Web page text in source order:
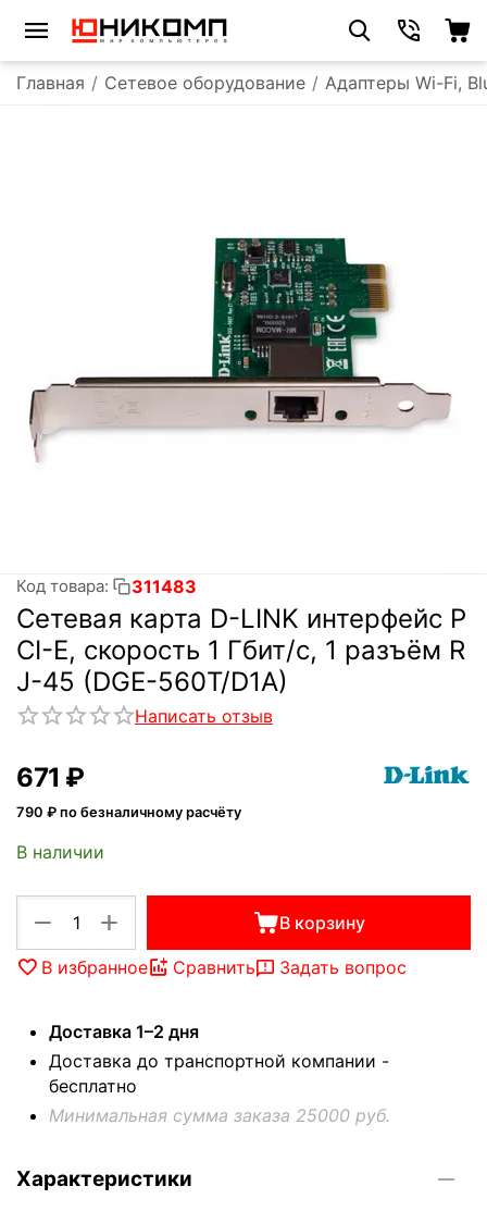
Главная / Сетевое оборудование / Адаптеры Wi-Fi,
Код товара: 311483
Сетевая карта D-LINK интерфейс P
CI-E, скорость 1 Гбит/с, 1 разъём R
J-45 (DGE-560T/D1A)
Написать отзыв
‍671‍ ₽
790 ₽ по безналичному расчёту
В наличии
+
− В корзину
В избранное Сравнить Задать вопрос
Доставка 1–2 дня
Доставка до транспортной компании -
бесплатно
Минимальная сумма заказа 25000 руб.
Характеристики